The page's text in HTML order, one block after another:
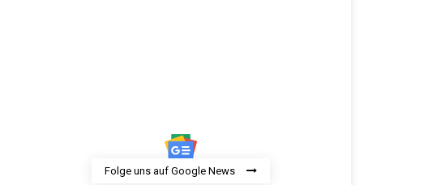
Folge uns auf Google News